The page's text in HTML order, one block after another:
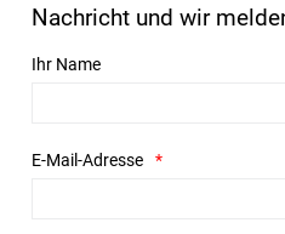
Nachricht und wir
Ihr Name
E-Mail-Adresse